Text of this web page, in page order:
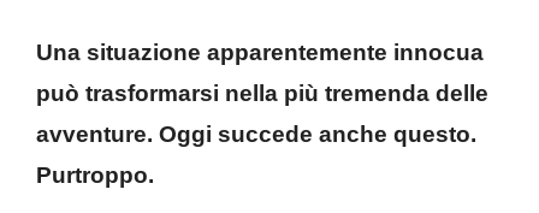
Una situazione apparentemente innocua
può trasformarsi nella più tremenda delle
avventure. Oggi succede anche questo.
Purtroppo.